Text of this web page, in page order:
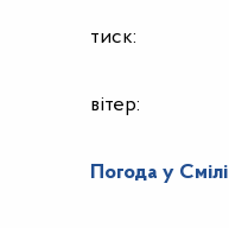
тиск:
вітер:
Погода у Смілі